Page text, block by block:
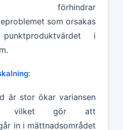
förhindrar
som orsakas
i
:
är stor ökar variansen
vilket gör att
in i mättnadsområdet